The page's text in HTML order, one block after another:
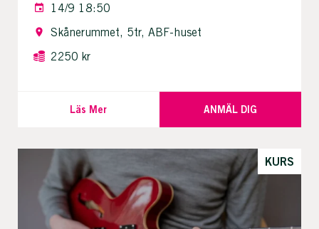
14/9 18:50
Skånerummet, 5tr, ABF-huset
2250 kr
Läs Mer ANMÄL DIG
KURS